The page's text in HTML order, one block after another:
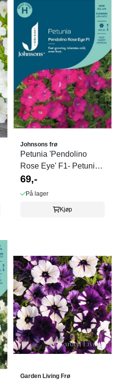
Johnsons frø
Petunia 'Pendolino
Rose Eye' F1- Petunia
multiflora
69,-
På lager
Kjøp
Garden Living Frø